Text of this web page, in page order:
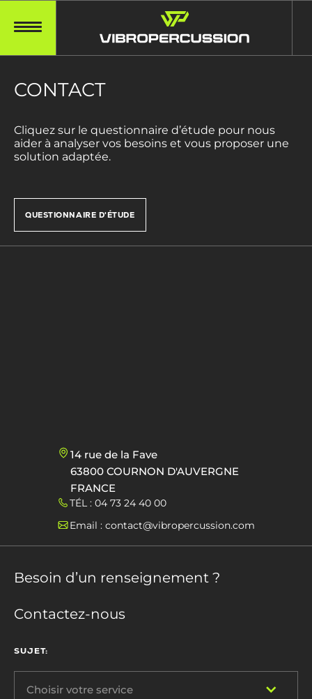
CONTACT
Cliquez sur le questionnaire d’étude pour nous
aider à analyser vos besoins et vous proposer une
solution adaptée.
QUESTIONNAIRE D'ÉTUDE
14 rue de la Fave
63800 COURNON D'AUVERGNE
FRANCE
TÉL : 04 73 24 40 00
Email : contact@vibropercussion.com
Besoin d’un renseignement ?
Contactez-nous
SUJET:
Choisir votre service